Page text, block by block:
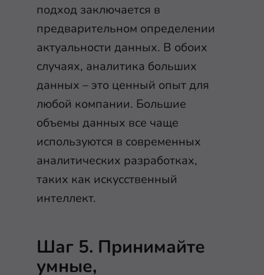
подход заключается в
предварительном определении
актуальности данных. В обоих
случаях, аналитика больших
данных – это ценный опыт для
любой компании. Большие
объемы данных все чаще
используются в современных
аналитических разработках,
таких как искусственный
интеллект.
Шаг 5. Принимайте
умные,